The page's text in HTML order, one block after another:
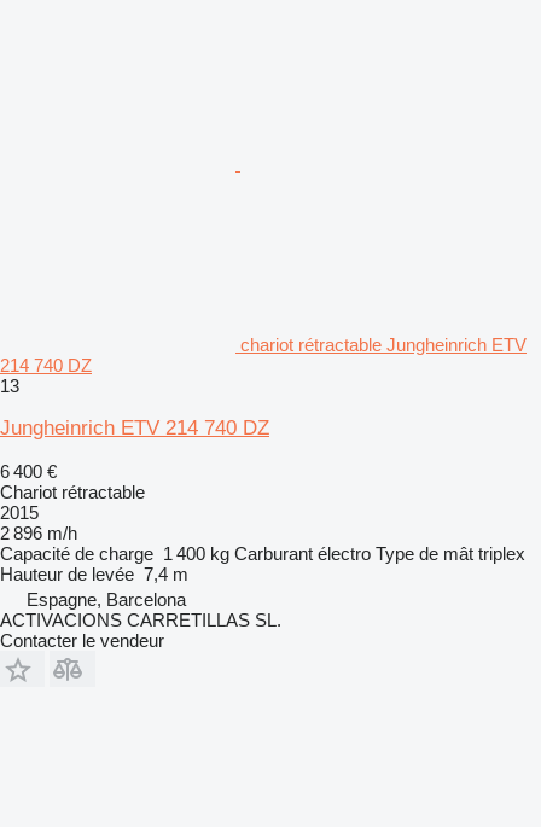
chariot rétractable Jungheinrich ETV
214 740 DZ
13
Jungheinrich ETV 214 740 DZ
6 400 €
Chariot rétractable
2015
2 896 m/h
Capacité de charge 1 400 kg Carburant électro Type de mât triplex
Hauteur de levée 7,4 m
Espagne, Barcelona
ACTIVACIONS CARRETILLAS SL.
Contacter le vendeur